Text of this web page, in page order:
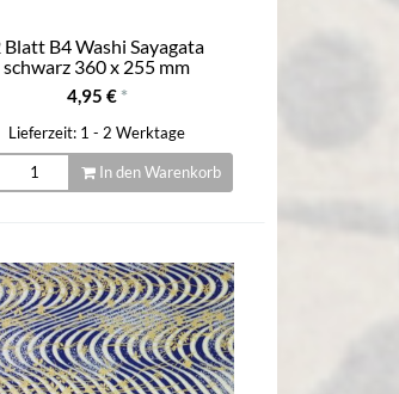
Blatt B4 Washi Sayagata
schwarz 360 x 255 mm
4,95 € *
Lieferzeit: 1 - 2 Werktage
In den Warenkorb